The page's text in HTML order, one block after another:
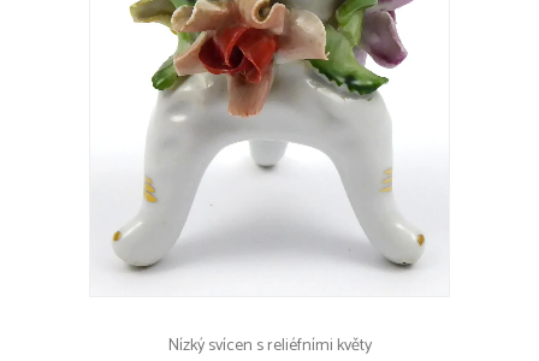
Nízký svícen s reliéfními květy